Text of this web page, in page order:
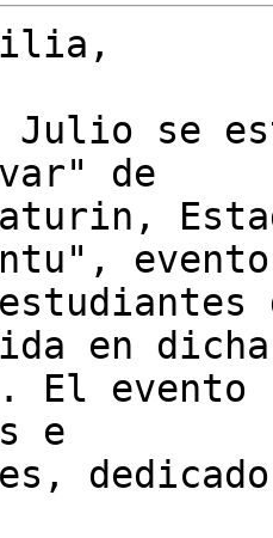
Julio se
de
evento
en dicha
evento
e